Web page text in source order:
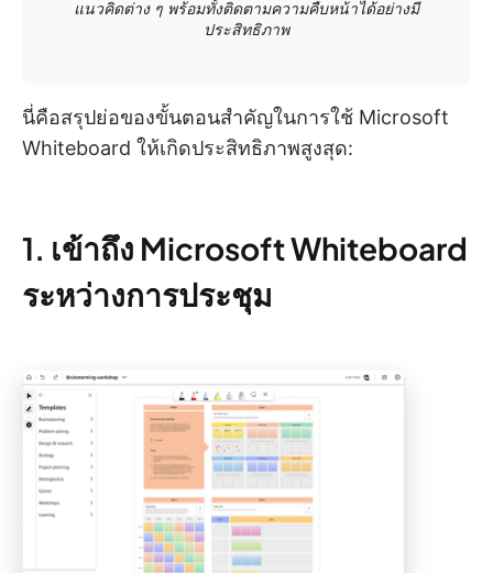
แนวคิดต่าง ๆ พร้อมทั้งติดตามความคืบหน้าได้อย่างมี
ประสิทธิภาพ
นี่คือสรุปย่อของขั้นตอนสำคัญในการใช้ Microsoft
Whiteboard ให้เกิดประสิทธิภาพสูงสุด:
1. เข้าถึง Microsoft Whiteboard
ระหว่างการประชุม